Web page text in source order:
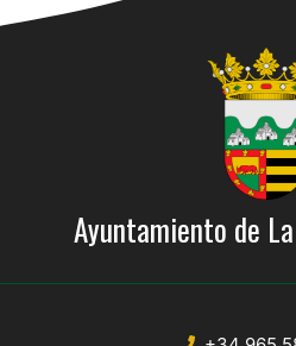
Ayuntamiento de